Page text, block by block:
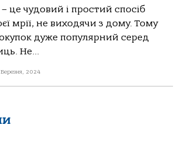
це чудовий і простий спосіб
мрії, не виходячи з дому. Тому
дуже популярний серед
Не...
Березня, 2024